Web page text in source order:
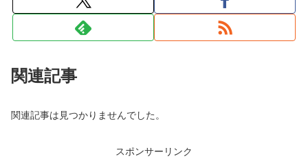
関連記事
関連記事は見つかりませんでした。
スポンサーリンク